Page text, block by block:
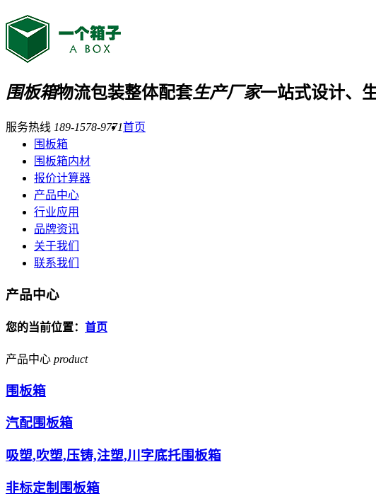
围板箱物流包装整体配套生产厂家一站式设计、
服务热线 189-1578-9771首页
围板箱
围板箱内材
报价计算器
产品中心
行业应用
品牌资讯
关于我们
联系我们
产品中心
您的当前位置： 首页
产品中心 product
围板箱
汽配围板箱
吸塑,吹塑,压铸,注塑,川字底托围板箱
非标定制围板箱